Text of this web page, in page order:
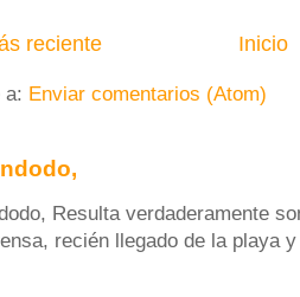
reciente Inicio
a: Enviar comentarios (Atom)
Resulta verdaderamente
recién llegado de la playa